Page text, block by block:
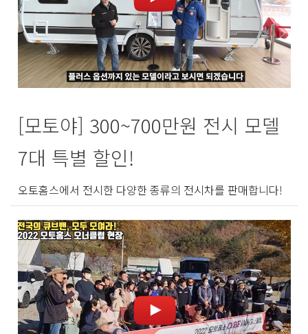
[모토야] 300~700만원 전시 모델
7대 특별 할인!
오토홈스에서 전시한 다양한 종류의 전시차를 판매합니다!